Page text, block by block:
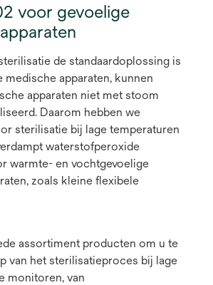
voor gevoelige
de standaardoplossing is
medische apparaten, kunnen
apparaten niet met stoom
Daarom hebben we
sterilisatie bij lage temperaturen
waterstofperoxide
warmte- en vochtgevoelige
zoals kleine flexibele
assortiment producten om u te
van het sterilisatieproces bij lage
monitoren, van